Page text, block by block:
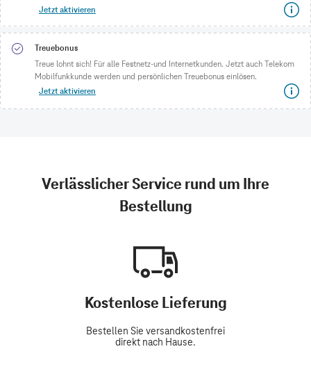
Jetzt aktivieren
Treuebonus
Treue lohnt sich! Für alle Festnetz-und Internetkunden. Jetzt auch Telekom
Mobilfunkkunde werden und persönlichen Treuebonus einlösen.
Jetzt aktivieren